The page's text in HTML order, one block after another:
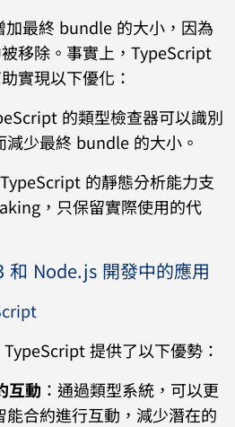
最終 bundle 的大小，因為
移除。事實上，TypeScript
實現以下優化：
的類型檢查器可以識別
少最終 bundle 的大小。
TypeScript 的靜態分析能力支
，只保留實際使用的代
和 Node.js 開發中的應用
提供了以下優勢：
互動 ：通過類型系統，可以更
合約進行互動，減少潛在的